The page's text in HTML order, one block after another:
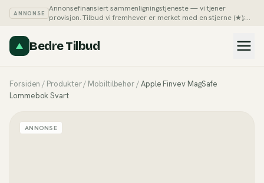
ANNONSE
Annonsefinansiert sammenligningstjeneste — vi tjener
provisjon. Tilbud vi fremhever er merket med en stjerne (★);
Bedre Tilbud
Forsiden / Produkter/ Mobiltilbehør/Apple Finvev MagSafe
Lommebok Svart
ANNONSE